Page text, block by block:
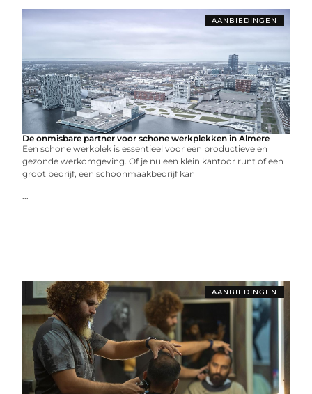
AANBIEDINGEN
De onmisbare partner voor schone werkplekken in Almere
Een schone werkplek is essentieel voor een productieve en
gezonde werkomgeving. Of je nu een klein kantoor runt of een
groot bedrijf, een schoonmaakbedrijf kan
...
AANBIEDINGEN